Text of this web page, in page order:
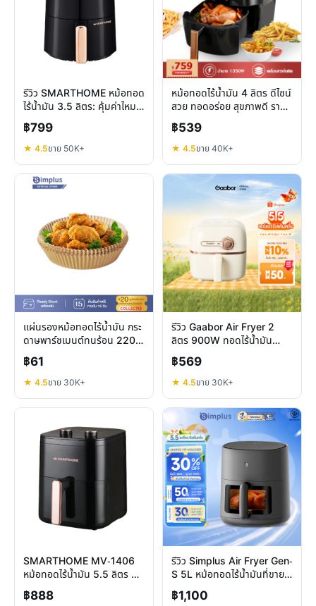
รีวิว SMARTHOME หม้อทอด
ไร้น้ำมัน 3.5 ลิตร: คุ้มค่าไหม
สำหรับครัวยุคใหม่
฿799
★ 4.5ขาย 50K+
หม้อทอดไร้น้ำมัน 4 ลิตร ดีไซน์
สวย ทอดอร่อย สุขภาพดี ราคา
คุ้มค่า
฿539
★ 4.5ขาย 40K+
แผ่นรองหม้อทอดไร้น้ำมัน กระ
ดาษพาร์ชเมนต์ทนร้อน 220
องศา คุ้มไหม
฿61
★ 4.5ขาย 30K+
รีวิว Gaabor Air Fryer 2
ลิตร 900W ทอดไร้น้ำมัน
ประหยัดพื้นที่จริงไหม
฿569
★ 4.5ขาย 30K+
SMARTHOME MV-1406
หม้อทอดไร้น้ำมัน 5.5 ลิตร คุ้ม
ไหมในราคาต่ำกว่าพัน
฿888
รีวิว Simplus Air Fryer Gen-
S 5L หม้อทอดไร้น้ำมันที่ขายดี
กว่า 20,000 ชิ้น
฿1,100